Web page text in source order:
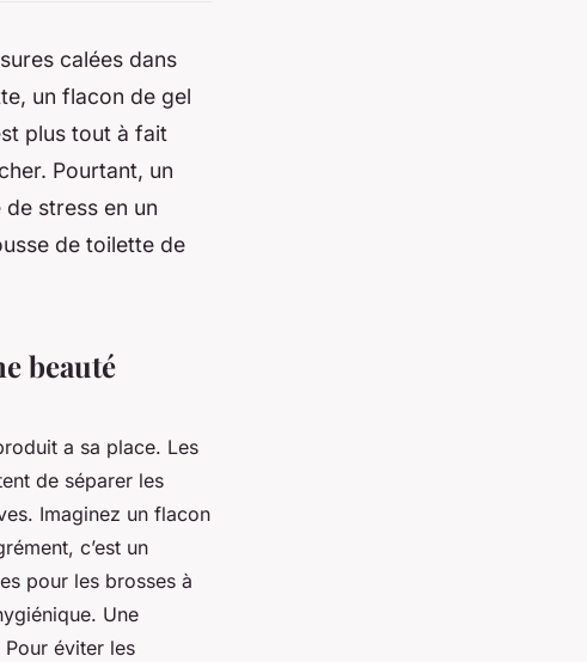
calées dans
un flacon de gel
plus tout à fait
Pourtant, un
stress en un
de toilette de
beauté
a sa place. Les
de séparer les
Imaginez un flacon
c’est un
pour les brosses à
Une
Pour éviter les